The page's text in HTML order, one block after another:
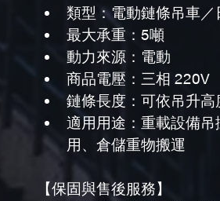
類型：電動鏈條吊車／
最大承重：5噸
動力來源：電動
商品電壓：三相 220V
鏈條長度：可依吊升高
適用用途：重載設備
用、倉儲重物搬運
【保固與售後服務】